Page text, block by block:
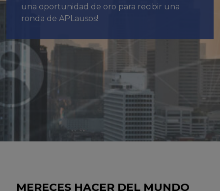
una oportunidad de oro para recibir una
ronda de APLausos!
MERECES HACER DEL MUNDO